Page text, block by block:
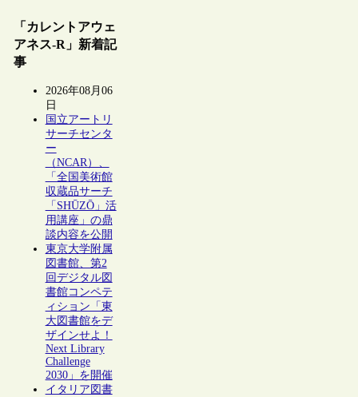
「カレントアウェ
アネス-R」新着記
事
2026年08月06
日
国立アートリ
サーチセンタ
ー
（NCAR）、
「全国美術館
収蔵品サーチ
「SHŪZŌ」活
用講座」の鼎
談内容を公開
東京大学附属
図書館、第2
回デジタル図
書館コンペテ
ィション「東
大図書館をデ
ザインせよ！
Next Library
Challenge
2030」を開催
イタリア図書